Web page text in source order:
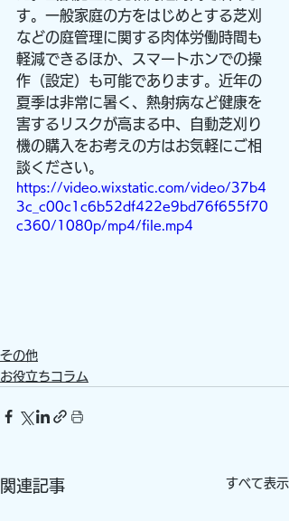
す。一般家庭の方をはじめとする芝刈
などの庭管理に関する肉体労働時間も
軽減できるほか、スマートホンでの操
作（設定）も可能であります。近年の
夏季は非常に暑く、熱射病など健康を
害するリスクが高まる中、自動芝刈り
機の購入をお考えの方はお気軽にご相
談ください。
https://video.wixstatic.com/video/37b4
3c_c00c1c6b52df422e9bd76f655f70
c360/1080p/mp4/file.mp4
その他
お役立ちコラム
関連記事 すべて表示